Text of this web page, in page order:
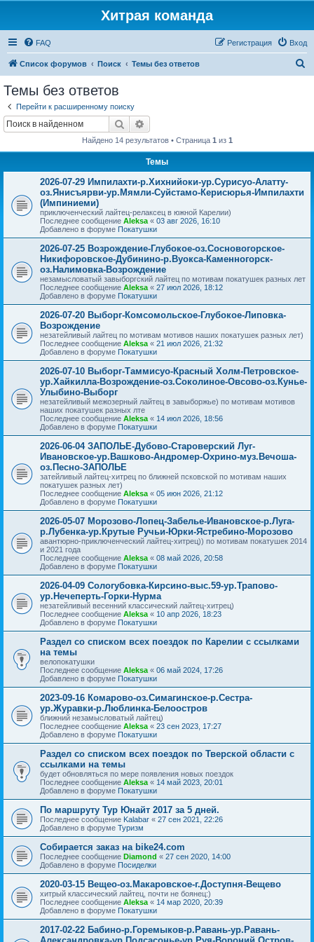
Хитрая команда
FAQ Вход
Регистрация
Список форумов Поиск Темы без ответов
Темы без ответов
Перейти к расширенному поиску
Поиск
Найдено 14 результатов • Страница 1 из 1
Темы
2026-07-29 Импилахти-р.Хихнийоки-ур.Сурисуо-Алатту-
оз.Янисъярви-ур.Мямли-Суйстамо-Керисюрья-Импилахти
(Импиниеми)
приключенческий лайтец-релаксец в южной Карелии)
Последнее сообщение Aleksa « 03 авг 2026, 16:10
Добавлено в форуме Покатушки
2026-07-25 Возрождение-Глубокое-оз.Сосновогорское-
Никифоровское-Дубинино-р.Вуокса-Каменногорск-
оз.Налимовка-Возрождение
незамысловатый завыборгский лайтец по мотивам покатушек разных лет
Последнее сообщение Aleksa « 27 июл 2026, 18:12
Добавлено в форуме Покатушки
2026-07-20 Выборг-Комсомольское-Глубокое-Липовка-
Возрождение
незатейливый лайтец по мотивам мотивов наших покатушек разных лет)
Последнее сообщение Aleksa « 21 июл 2026, 21:32
Добавлено в форуме Покатушки
2026-07-10 Выборг-Таммисуо-Красный Холм-Петровское-
ур.Хайкилла-Возрождение-оз.Соколиное-Овсово-оз.Кунье-
Улыбино-Выборг
незатейливый межозерный лайтец в завыборжье) по мотивам мотивов
наших покатушек разных лте
Последнее сообщение Aleksa « 14 июл 2026, 18:56
Добавлено в форуме Покатушки
2026-06-04 ЗАПОЛЬЕ-Дубово-Староверский Луг-
Ивановское-ур.Вашково-Андромер-Охрино-муз.Вечоша-
оз.Песно-ЗАПОЛЬЕ
затейливый лайтец-хитрец по ближней псковской по мотивам наших
покатушек разных лет)
Последнее сообщение Aleksa « 05 июн 2026, 21:12
Добавлено в форуме Покатушки
2026-05-07 Морозово-Лопец-Забелье-Ивановское-р.Луга-
р.Лубенка-ур.Крутые Ручьи-Юрки-Ястребино-Морозово
авантюрно-приключенческий лайтец-хитрец)) по мотивам покатушек 2014
и 2021 года
Последнее сообщение Aleksa « 08 май 2026, 20:58
Добавлено в форуме Покатушки
2026-04-09 Сологубовка-Кирсино-выс.59-ур.Трапово-
ур.Нечеперть-Горки-Нурма
незатейливый весенний классический лайтец-хитрец)
Последнее сообщение Aleksa « 10 апр 2026, 18:23
Добавлено в форуме Покатушки
Раздел со списком всех поездок по Карелии с ссылками
на темы
велопокатушки
Последнее сообщение Aleksa « 06 май 2024, 17:26
Добавлено в форуме Покатушки
2023-09-16 Комарово-оз.Симагинское-р.Сестра-
ур.Журавки-р.Люблинка-Белоостров
ближний незамысловатый лайтец)
Последнее сообщение Aleksa « 23 сен 2023, 17:27
Добавлено в форуме Покатушки
Раздел со списком всех поездок по Тверской области с
ссылками на темы
будет обновляться по мере появления новых поездок
Последнее сообщение Aleksa « 14 май 2023, 20:01
Добавлено в форуме Покатушки
По маршруту Тур Юнайт 2017 за 5 дней.
Последнее сообщение Kalabar « 27 сен 2021, 22:26
Добавлено в форуме Туризм
Собирается заказ на bike24.com
Последнее сообщение Diamond « 27 сен 2020, 14:00
Добавлено в форуме Посиделки
2020-03-15 Вещео-оз.Макаровское-г.Доступня-Вещево
хитрый классический лайтец, почти не боянец:)
Последнее сообщение Aleksa « 14 мар 2020, 20:39
Добавлено в форуме Покатушки
2017-02-22 Бабино-р.Горемыков-р.Равань-ур.Равань-
Александровка-ур.Подсасонье-ур.Руя-Вороний Остров-